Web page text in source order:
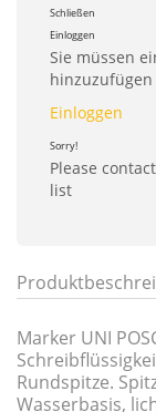
Schließen
Einloggen
Sie müssen
hinzuzufügen
Einloggen
Sorry!
Please
list
Marker UNI
Rundspitze.
Wasserbasis,